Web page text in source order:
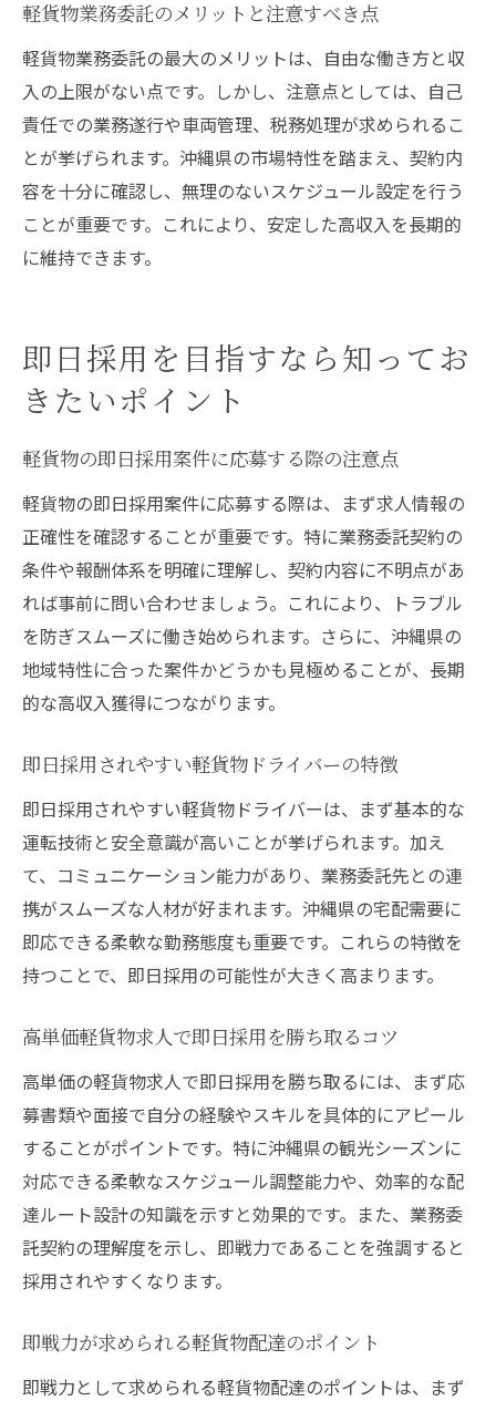
軽貨物業務委託のメリットと注意すべき点
軽貨物業務委託の最大のメリットは、自由な働き方と収
入の上限がない点です。しかし、注意点としては、自己
責任での業務遂行や車両管理、税務処理が求められるこ
とが挙げられます。沖縄県の市場特性を踏まえ、契約内
容を十分に確認し、無理のないスケジュール設定を行う
ことが重要です。これにより、安定した高収入を長期的
に維持できます。
即日採用を目指すなら知ってお
きたいポイント
軽貨物の即日採用案件に応募する際の注意点
軽貨物の即日採用案件に応募する際は、まず求人情報の
正確性を確認することが重要です。特に業務委託契約の
条件や報酬体系を明確に理解し、契約内容に不明点があ
れば事前に問い合わせましょう。これにより、トラブル
を防ぎスムーズに働き始められます。さらに、沖縄県の
地域特性に合った案件かどうかも見極めることが、長期
的な高収入獲得につながります。
即日採用されやすい軽貨物ドライバーの特徴
即日採用されやすい軽貨物ドライバーは、まず基本的な
運転技術と安全意識が高いことが挙げられます。加え
て、コミュニケーション能力があり、業務委託先との連
携がスムーズな人材が好まれます。沖縄県の宅配需要に
即応できる柔軟な勤務態度も重要です。これらの特徴を
持つことで、即日採用の可能性が大きく高まります。
高単価軽貨物求人で即日採用を勝ち取るコツ
高単価の軽貨物求人で即日採用を勝ち取るには、まず応
募書類や面接で自分の経験やスキルを具体的にアピール
することがポイントです。特に沖縄県の観光シーズンに
対応できる柔軟なスケジュール調整能力や、効率的な配
達ルート設計の知識を示すと効果的です。また、業務委
託契約の理解度を示し、即戦力であることを強調すると
採用されやすくなります。
即戦力が求められる軽貨物配達のポイント
即戦力として求められる軽貨物配達のポイントは、まず